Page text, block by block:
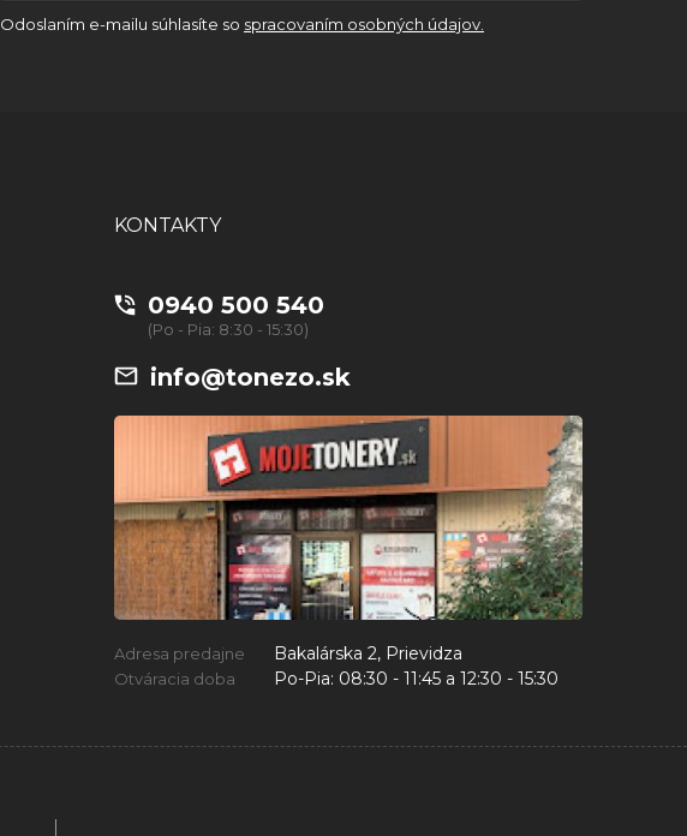
Odoslaním e-mailu súhlasíte so spracovaním osobných údajov.
KONTAKTY
0940 500 540
(Po - Pia: 8:30 - 15:30)
info@tonezo.sk
Adresa predajne Bakalárska 2, Prievidza
Otváracia doba Po-Pia: 08:30 - 11:45 a 12:30 - 15:30